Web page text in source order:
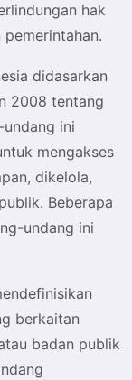
hak
didasarkan
2008 tentang
ini
mengakses
dikelola,
Beberapa
undang ini
berkaitan
badan publik